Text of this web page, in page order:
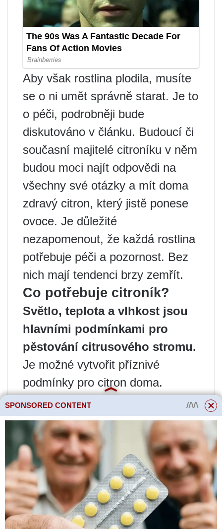
Aby však rostlina plodila, musíte
se o ni umět správně starat. Je to
o péči, podrobněji bude
diskutováno v článku. Budoucí či
současní majitelé citroníku v něm
budou moci najít odpovědi na
všechny své otázky a mít doma
zdravý citron, který jistě ponese
ovoce. Je důležité
nezapomenout, že každá rostlina
potřebuje péči a pozornost. Bez
nich mají tendenci brzy zemřít.
Co potřebuje citroník?
Světlo, teplota a vlhkost jsou
hlavními podmínkami pro
pěstování citrusového stromu.
Je možné vytvořit příznivé
podmínky pro citron doma.
Prudká změna podmínek
zadržení je nepřijatelná, například
přeskupení nebo odstranění na
ulici – rostlina může přestat
kvést.
Zdraví a imunita
Viry a bakterie jsou jednou z
příčin chorob stromů. Některé z
SPONSORED CONTENT